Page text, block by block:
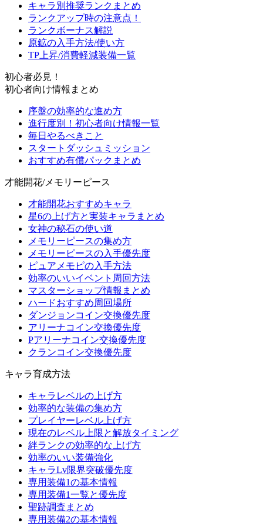
キャラ別推奨ランクまとめ
ランクアップ時の注意点！
ランクボーナス解説
原鉱の入手方法/使い方
TP上昇/消費軽減装備一覧
初心者必見！
初心者向け情報まとめ
序盤の効率的な進め方
進行度別！初心者向け情報一覧
毎日やるべきこと
スタートダッシュミッション
おすすめ有償パックまとめ
才能開花/メモリーピース
才能開花おすすめキャラ
星6の上げ方と実装キャラまとめ
女神の秘石の使い道
メモリーピースの集め方
メモリーピースの入手優先度
ピュアメモピの入手方法
効率のいいイベント周回方法
マスターショップ情報まとめ
ハードおすすめ周回場所
ダンジョンコイン交換優先度
アリーナコイン交換優先度
Pアリーナコイン交換優先度
クランコイン交換優先度
キャラ育成方法
キャラレベルの上げ方
効率的な装備の集め方
プレイヤーレベル上げ方
現在のレベル上限と解放タイミング
絆ランクの効率的な上げ方
効率のいい装備強化
キャラLv限界突破優先度
専用装備1の基本情報
専用装備1一覧と優先度
聖跡調査まとめ
専用装備2の基本情報